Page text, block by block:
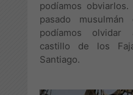
podíamos
pasado
podíamos olvidar
castillo de los
Santiago.